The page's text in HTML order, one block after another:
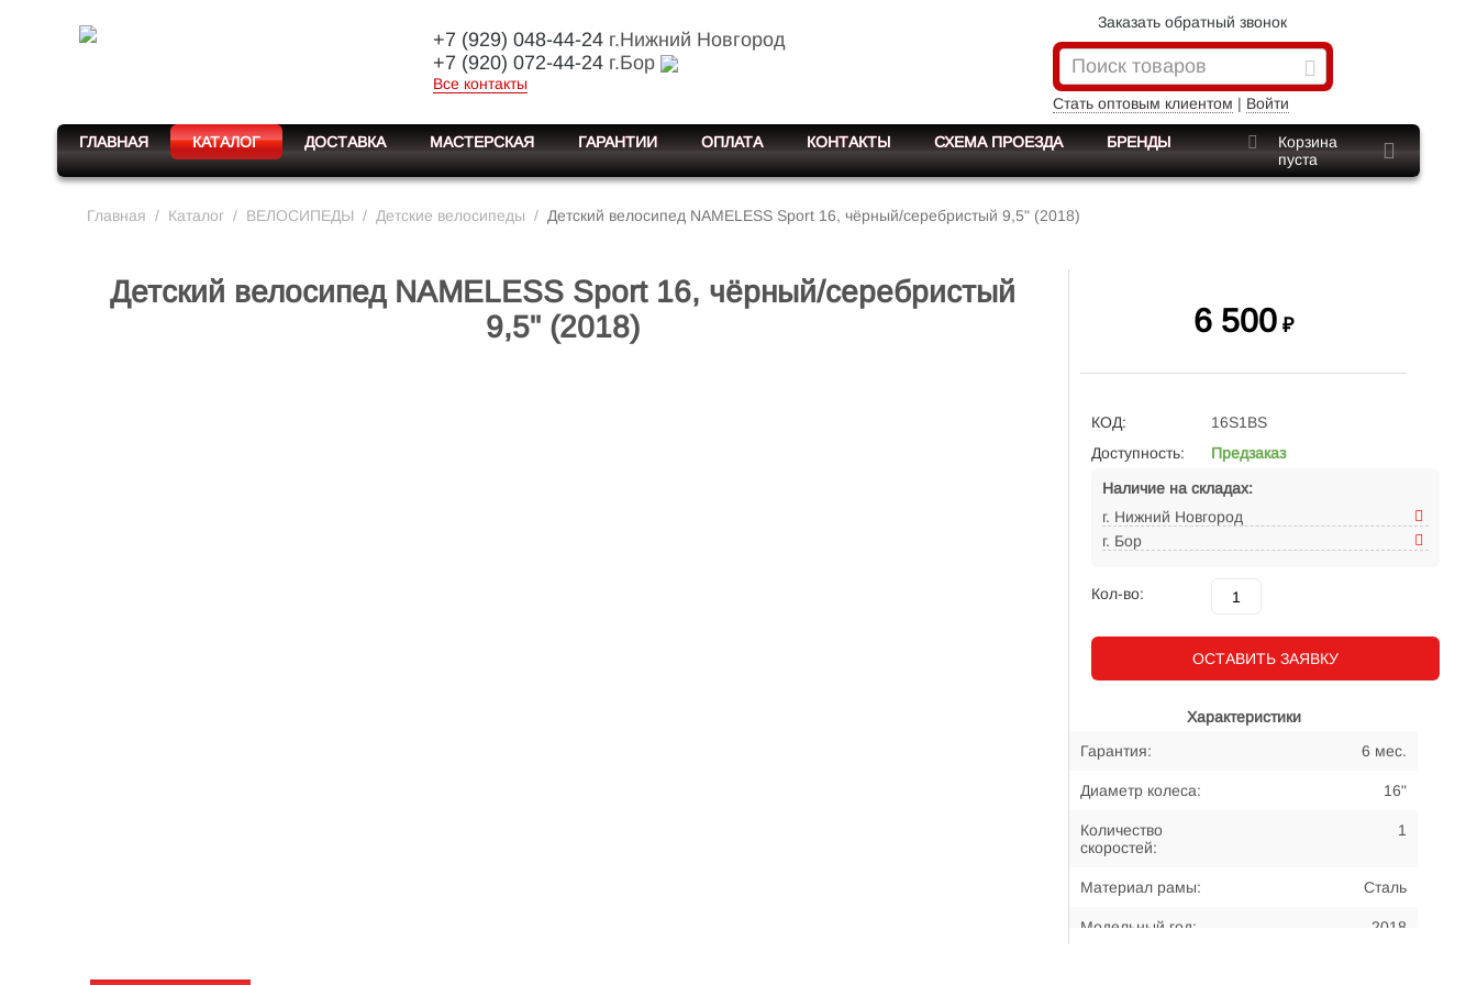
+7 (929) 048-44-24г.Нижний Новгород
+7 (920) 072-44-24г.Бор
Все контакты
Заказать обратный звонок
Стать оптовым клиентом | Войти
ГЛАВНАЯ КАТАЛОГ ДОСТАВКА МАСТЕРСКАЯ ГАРАНТИИ ОПЛАТА КОНТАКТЫ СХЕМА ПРОЕЗДА БРЕНДЫ
Корзина
пуста
Главная / Каталог / ВЕЛОСИПЕДЫ / Детские велосипеды / Детский велосипед NAMELESS Sport 16, чёрный/серебристый 9,5" (2018)
Детский велосипед NAMELESS Sport 16, чёрный/серебристый
9,5" (2018)
6 500 ₽
КОД:
16S1BS
Доступность:
Предзаказ
Наличие на складах:
г. Нижний Новгород
г. Бор
Кол-во:
ОСТАВИТЬ ЗАЯВКУ
Характеристики
Гарантия:
6 мес.
Диаметр колеса: 16"
Количество
скоростей:
1
Материал рамы: Сталь
Модельный год: 2018